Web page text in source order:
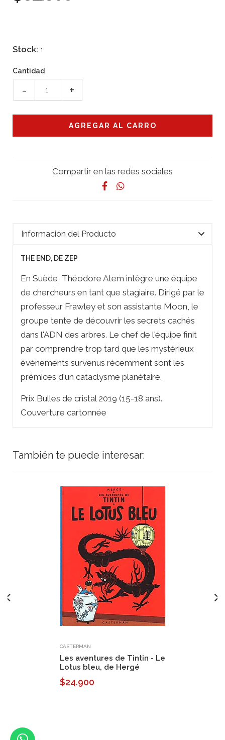
Stock: 1
Cantidad
- +
Compartir en las redes sociales
Información del Producto
THE END, DE ZEP
En Suède, Théodore Atem intègre une équipe
de chercheurs en tant que stagiaire. Dirigé par le
professeur Frawley et son assistante Moon, le
groupe tente de découvrir les secrets cachés
dans l'ADN des arbres. Le chef de l'équipe finit
par comprendre trop tard que les mystérieux
événements survenus récemment sont les
prémices d'un cataclysme planétaire.
Prix Bulles de cristal 2019 (15-18 ans).
Couverture cartonnée
También te puede interesar:
CASTERMAN
Les aventures de Tintin - Le
Lotus bleu, de Hergé
$24.900